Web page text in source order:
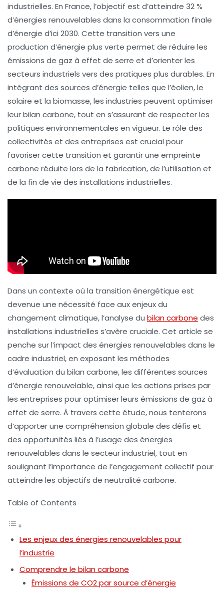
industrielles. En France, l’objectif est d’atteindre 32 %
d’énergies renouvelables dans la consommation finale
d’énergie d’ici 2030. Cette transition vers une
production d’énergie plus verte permet de réduire les
émissions de gaz à effet de serre et d’orienter les
secteurs industriels vers des pratiques plus durables. En
intégrant des sources d’énergie telles que l’éolien, le
solaire et la biomasse, les industries peuvent optimiser
leur bilan carbone, tout en s’assurant de respecter les
politiques environnementales en vigueur. Le rôle des
collectivités et des entreprises est crucial pour
favoriser cette transition et garantir une empreinte
carbone réduite lors de la fabrication, de l’utilisation et
de la fin de vie des installations industrielles.
Dans un contexte où la transition énergétique est
devenue une nécessité face aux enjeux du
changement climatique, l’analyse du bilan carbone des
installations industrielles s’avère cruciale. Cet article se
penche sur l’impact des énergies renouvelables dans le
cadre industriel, en exposant les méthodes
d’évaluation du bilan carbone, les différentes sources
d’énergie renouvelable, ainsi que les actions prises par
les entreprises pour optimiser leurs émissions de gaz à
effet de serre. À travers cette étude, nous tenterons
d’apporter une compréhension globale des défis et
des opportunités liés à l’usage des énergies
renouvelables dans le secteur industriel, tout en
soulignant l’importance de l’engagement collectif pour
atteindre les objectifs de neutralité carbone.
Table of Contents
Les enjeux des énergies renouvelables pour
l’industrie
Comprendre le bilan carbone
Émissions de CO2 par source d’énergie